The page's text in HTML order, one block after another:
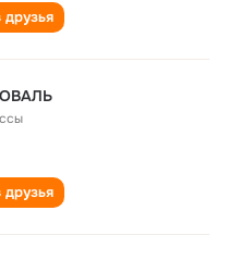
друзья
друзья